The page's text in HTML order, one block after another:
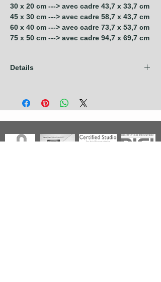
30 x 20 cm ---> avec cadre 43,7 x 33,7 cm
45 x 30 cm ---> avec cadre 58,7 x 43,7 cm
60 x 40 cm ---> avec cadre 73,7 x 53,7 cm
75 x 50 cm ---> avec cadre 94,7 x 69,7 cm
Details
Européenne + Royaume Uni + Canada +